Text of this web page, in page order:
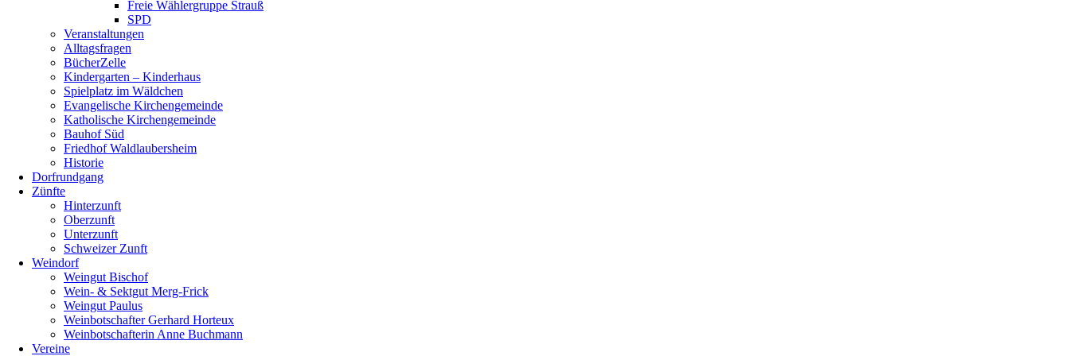
Freie Wählergruppe Strauß
SPD
Veranstaltungen
Alltagsfragen
BücherZelle
Kindergarten – Kinderhaus
Spielplatz im Wäldchen
Evangelische Kirchengemeinde
Katholische Kirchengemeinde
Bauhof Süd
Friedhof Waldlaubersheim
Historie
Dorfrundgang
Zünfte
Hinterzunft
Oberzunft
Unterzunft
Schweizer Zunft
Weindorf
Weingut Bischof
Wein- & Sektgut Merg-Frick
Weingut Paulus
Weinbotschafter Gerhard Horteux
Weinbotschafterin Anne Buchmann
Vereine